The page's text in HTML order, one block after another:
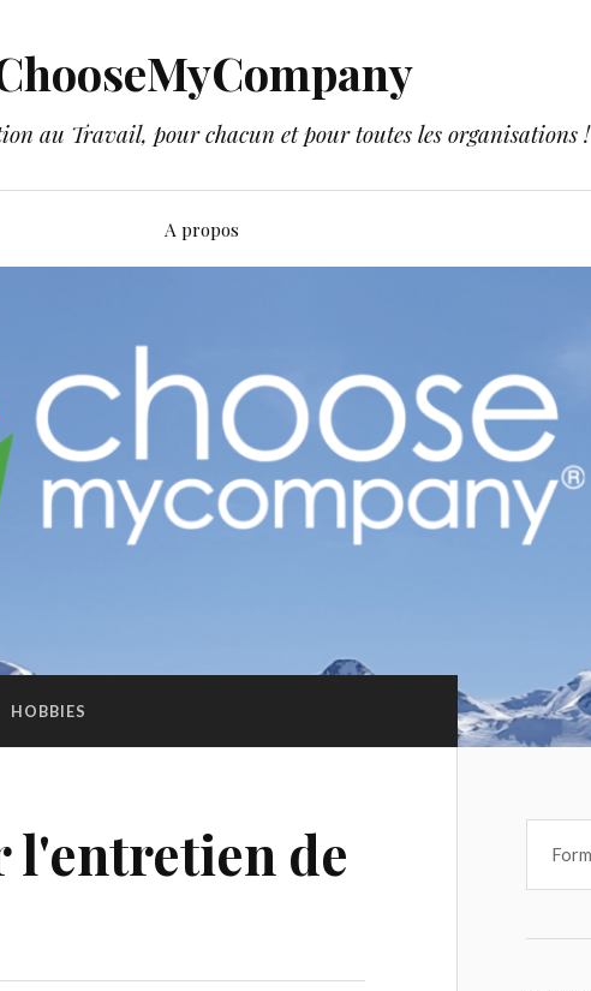
au Travail, pour chacun et pour toutes les organisations !
A propos
HOBBIES
l'entretien de